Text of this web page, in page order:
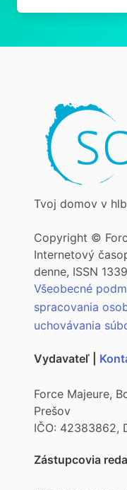
Tvoj domov v
Copyright ©
Internetový
denne, ISSN
Všeobecné
spracovania
uchovávania
Vydavateľ |
Force Majeure,
Prešov
IČO: 42383862,
Zástupcovia